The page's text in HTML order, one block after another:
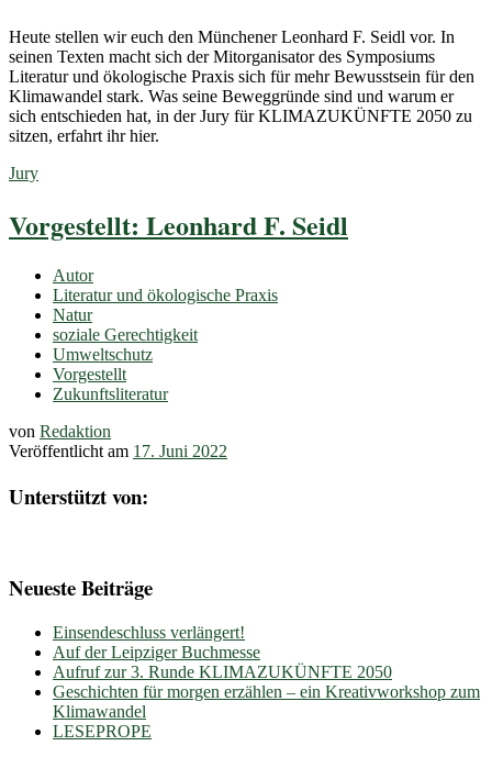
Heute stellen wir euch den Münchener Leonhard F. Seidl vor. In
seinen Texten macht sich der Mitorganisator des Symposiums
Literatur und ökologische Praxis sich für mehr Bewusstsein für den
Klimawandel stark. Was seine Beweggründe sind und warum er
sich entschieden hat, in der Jury für KLIMAZUKÜNFTE 2050 zu
sitzen, erfahrt ihr hier.
Jury
Vorgestellt: Leonhard F. Seidl
Autor
Literatur und ökologische Praxis
Natur
soziale Gerechtigkeit
Umweltschutz
Vorgestellt
Zukunftsliteratur
von Redaktion
Veröffentlicht am 17. Juni 2022
Unterstützt von:
Neueste Beiträge
Einsendeschluss verlängert!
Auf der Leipziger Buchmesse
Aufruf zur 3. Runde KLIMAZUKÜNFTE 2050
Geschichten für morgen erzählen – ein Kreativworkshop zum
Klimawandel
LESEPROPE